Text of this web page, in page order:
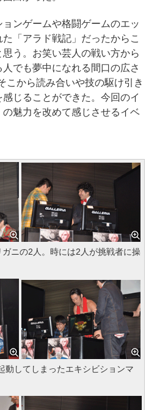
ンゲームや格闘ゲームのエッ
「アラド戦記」だったからこ
う。お笑い芸人の戦い方から
でも夢中になれる間口の広さ
こから読み合いや技の駆け引き
じることができた。今回のイ
魅力を改めて感じさせるイベ
ニの2人。時には2人が挑戦者に操
動してしまったエキシビションマ